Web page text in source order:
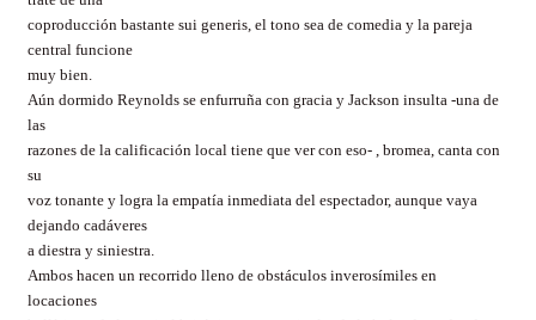
coproducción bastante sui generis, el tono sea de comedia y la pareja
central funcione
muy bien.
Aún dormido Reynolds se enfurruña con gracia y Jackson insulta -una de
las
razones de la calificación local tiene que ver con eso- , bromea, canta con
su
voz tonante y logra la empatía inmediata del espectador, aunque vaya
dejando cadáveres
a diestra y siniestra.
Ambos hacen un recorrido lleno de obstáculos inverosímiles en
locaciones